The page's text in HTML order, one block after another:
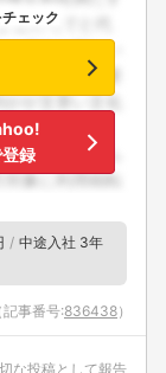
ェック
録
中途入社 3年
記事番号:836438）
な投稿として報告